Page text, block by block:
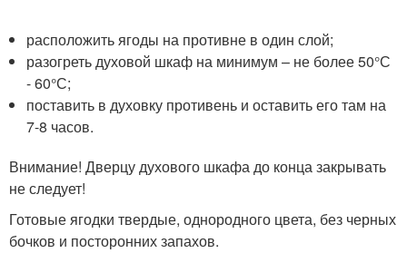
расположить ягоды на противне в один слой;
разогреть духовой шкаф на минимум – не более 50°С
- 60°С;
поставить в духовку противень и оставить его там на
7-8 часов.
Внимание! Дверцу духового шкафа до конца закрывать
не следует!
Готовые ягодки твердые, однородного цвета, без черных
бочков и посторонних запахов.